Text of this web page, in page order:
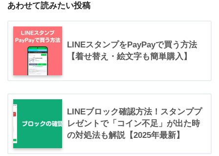
あわせて読みたい投稿
LINEスタンプをPayPayで買う方法
【着せ替え・絵文字も簡単購入】
LINEブロック確認方法！スタンププ
レゼントで「コイン不足」が出た時
の対処法も解説【2025年最新】